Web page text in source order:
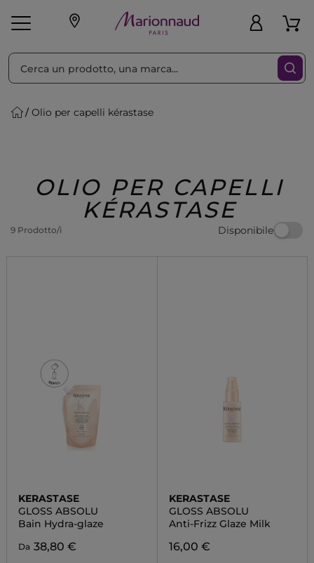
Make-up Profumi
Regalo
Olio per capelli kérastase
OLIO PER CAPELLI
KÉRASTASE
9 Prodotto/i Disponibile
Ordina per Filtra
KERASTASE
GLOSS ABSOLU
Bain Hydra-glaze
Da 38,80 €
KERASTASE
GLOSS ABSOLU
Anti-Frizz Glaze Milk
16,00 €